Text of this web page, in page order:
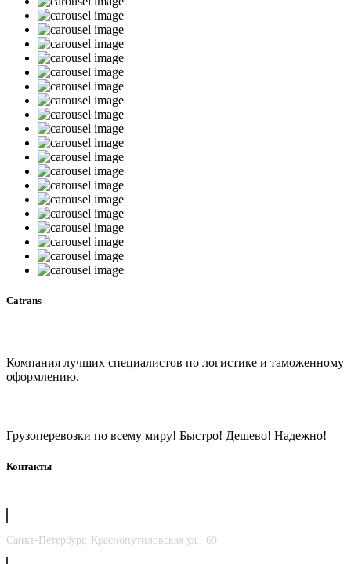
Catrans
Компания лучших специалистов по логистике и таможенному
оформлению.
Грузоперевозки по всему миру! Быстро! Дешево! Надежно!
Контакты
Санкт-Петербург, Краснопутиловская ул., 69